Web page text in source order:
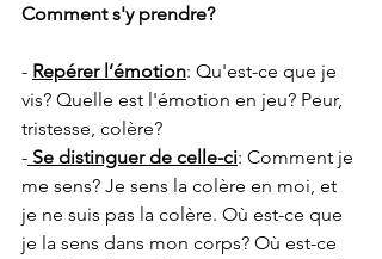
Comment s'y prendre?
- Repérer l’émotion: Qu'est-ce que je
vis? Quelle est l'émotion en jeu? Peur,
tristesse, colère?
- Se distinguer de celle-ci: Comment je
me sens? Je sens la colère en moi, et
je ne suis pas la colère. Où est-ce que
je la sens dans mon corps? Où est-ce